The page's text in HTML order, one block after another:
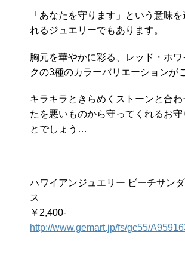
「あなたを守ります」という意味
れるジュエリーでもあります。
胸元を華やかに彩る、レッド・ホワ
クの3種のカラーバリエーションが
キラキラときらめくストーンと合わ
たを悪いものから守ってくれるお守
とでしょう…
ハワイアンジュエリー ビーチサン
ス
￥2,400-
http://www.gemart.jp/fs/gc55/